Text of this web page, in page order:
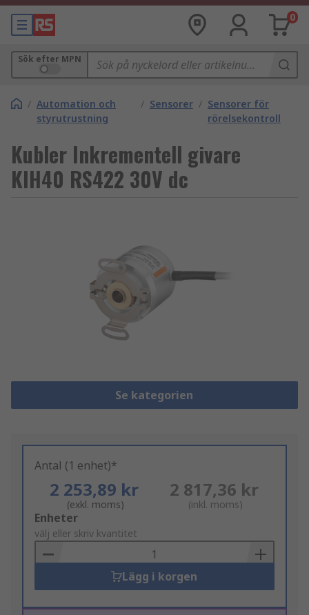
0
Sök efter MPN
/ Automation och
styrutrustning
/ Sensorer / Sensorer för
rörelsekontroll
Kubler Inkrementell givare
KIH40 RS422 30V dc
Se kategorien
Antal (1 enhet)*
2 253,89 kr
(exkl. moms)
2 817,36 kr
(inkl. moms)
Add
to
Basket
Enheter
välj eller skriv kvantitet
Lägg i korgen